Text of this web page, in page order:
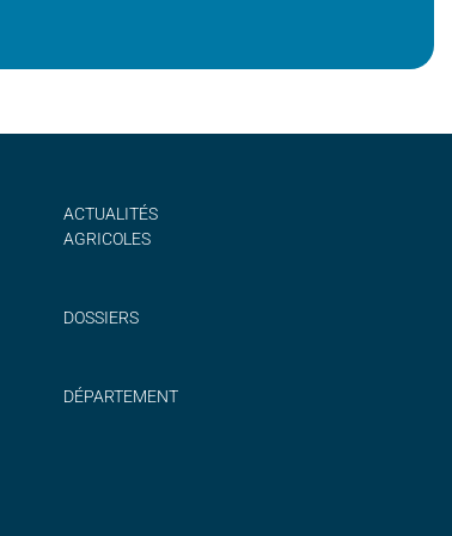
ACTUALITÉS
AGRICOLES
DOSSIERS
DÉPARTEMENT